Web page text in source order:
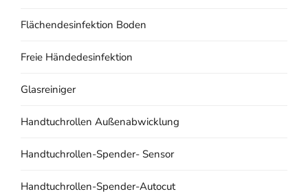
Flächendesinfektion Boden
Freie Händedesinfektion
Glasreiniger
Handtuchrollen Außenabwicklung
Handtuchrollen-Spender- Sensor
Handtuchrollen-Spender-Autocut